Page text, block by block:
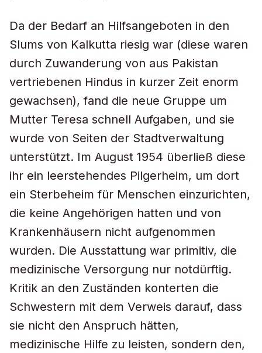
Da der Bedarf an Hilfsangeboten in den
Slums von Kalkutta riesig war (diese waren
durch Zuwanderung von aus Pakistan
vertriebenen Hindus in kurzer Zeit enorm
gewachsen), fand die neue Gruppe um
Mutter Teresa schnell Aufgaben, und sie
wurde von Seiten der Stadtverwaltung
unterstützt. Im August 1954 überließ diese
ihr ein leerstehendes Pilgerheim, um dort
ein Sterbeheim für Menschen einzurichten,
die keine Angehörigen hatten und von
Krankenhäusern nicht aufgenommen
wurden. Die Ausstattung war primitiv, die
medizinische Versorgung nur notdürftig.
Kritik an den Zuständen konterten die
Schwestern mit dem Verweis darauf, dass
sie nicht den Anspruch hätten,
medizinische Hilfe zu leisten, sondern den,